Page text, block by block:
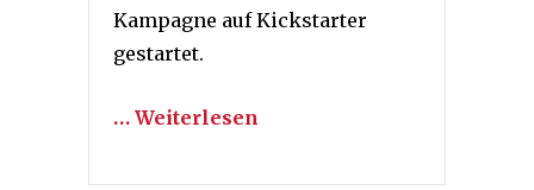
Kampagne auf Kickstarter
gestartet.
… Weiterlesen